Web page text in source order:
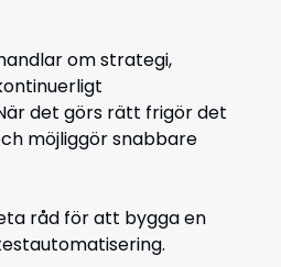
om strategi,
det görs rätt frigör det
möjliggör snabbare
råd för att bygga en